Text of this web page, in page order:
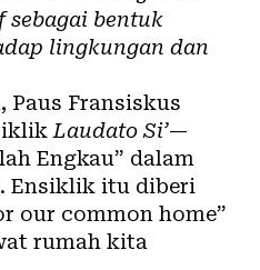
sebagai bentuk
lingkungan dan
Paus Fransiskus
Laudato Si’—
Engkau” dalam
Ensiklik itu diberi
our common home”
rumah kita